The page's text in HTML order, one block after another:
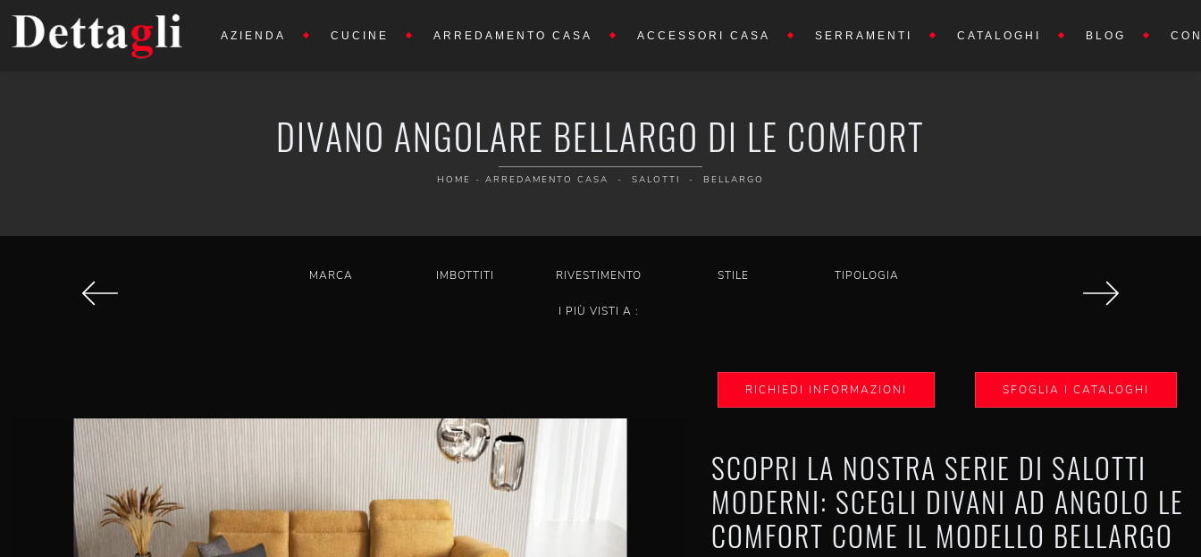
AZIENDA CUCINE ARREDAMENTO CASA ACCESSORI CASA SERRAMENTI CATALOGHI BLOG
DIVANO ANGOLARE BELLARGO DI LE COMFORT
HOME - ARREDAMENTO CASA - SALOTTI - BELLARGO
MARCA IMBOTTITI RIVESTIMENTO STILE TIPOLOGIA
I PIÙ VISTI A :
RICHIEDI INFORMAZIONI SFOGLIA I CATALOGHI
SCOPRI LA NOSTRA SERIE DI SALOTTI
MODERNI: SCEGLI DIVANI AD ANGOLO LE
COMFORT COME IL MODELLO BELLARGO